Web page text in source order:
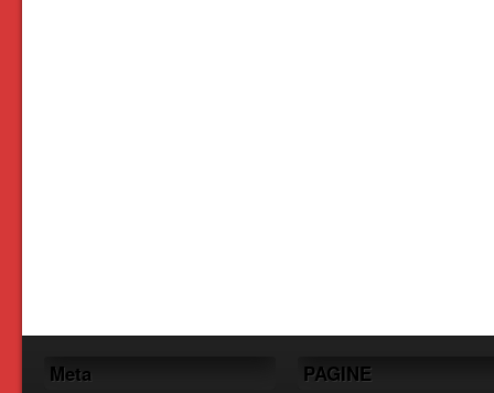
Meta PAGINE